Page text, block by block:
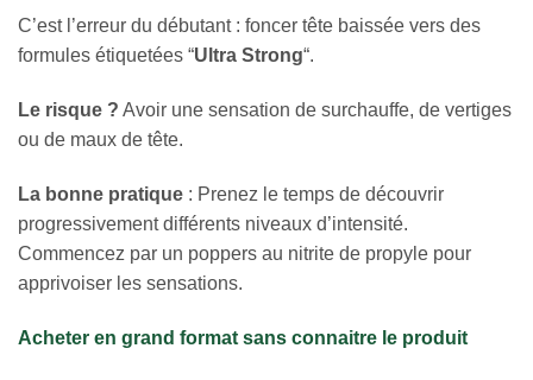
C’est l’erreur du débutant : foncer tête baissée vers des
formules étiquetées “Ultra Strong“.
Le risque ? Avoir une sensation de surchauffe, de vertiges
ou de maux de tête.
La bonne pratique : Prenez le temps de découvrir
progressivement différents niveaux d’intensité.
Commencez par un poppers au nitrite de propyle pour
apprivoiser les sensations.
Acheter en grand format sans connaitre le produit